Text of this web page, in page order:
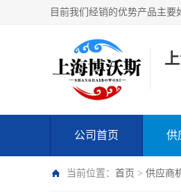
公司首页 供
当前位置： 首页 > 供应商